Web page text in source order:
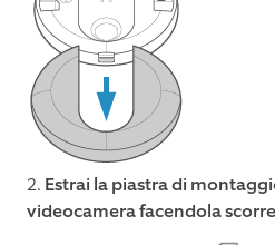
2. Estrai la piastra di
videocamera facendola